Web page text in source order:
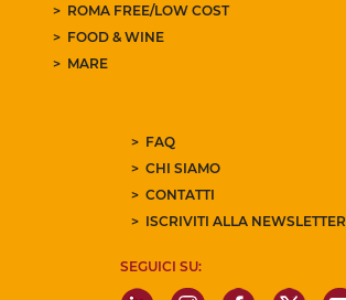
ROMA FREE/LOW COST
FOOD & WINE
MARE
FAQ
CHI SIAMO
CONTATTI
ISCRIVITI ALLA NEWSLETTER
SEGUICI SU: